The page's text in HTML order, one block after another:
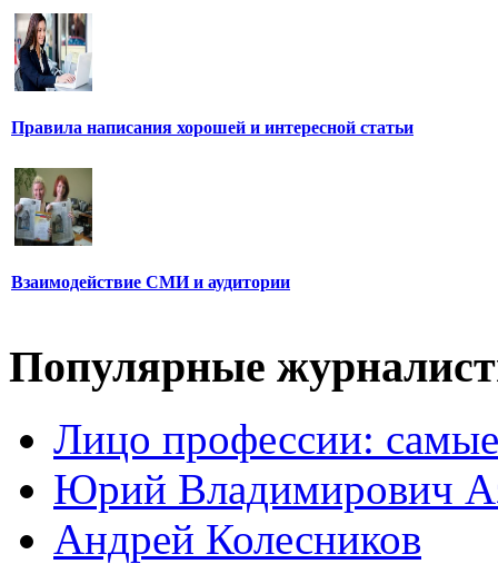
Правила написания хорошей и интересной статьи
Взаимодействие СМИ и аудитории
Популярные
Лицо профессии:
Юрий Владимирович
Андрей Колесников